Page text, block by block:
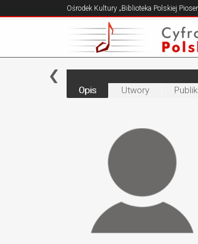
Ośrodek Kultury „Biblioteka Polskiej
Opis Utwory